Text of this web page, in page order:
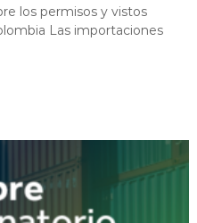
los permisos y vistos
Las importaciones